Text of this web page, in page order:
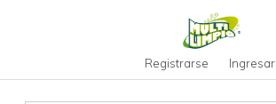
Registrarse Ingresar